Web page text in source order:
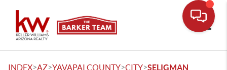
INDEX>AZ>YAVAPAI COUNTY>CITY>SELIGMAN